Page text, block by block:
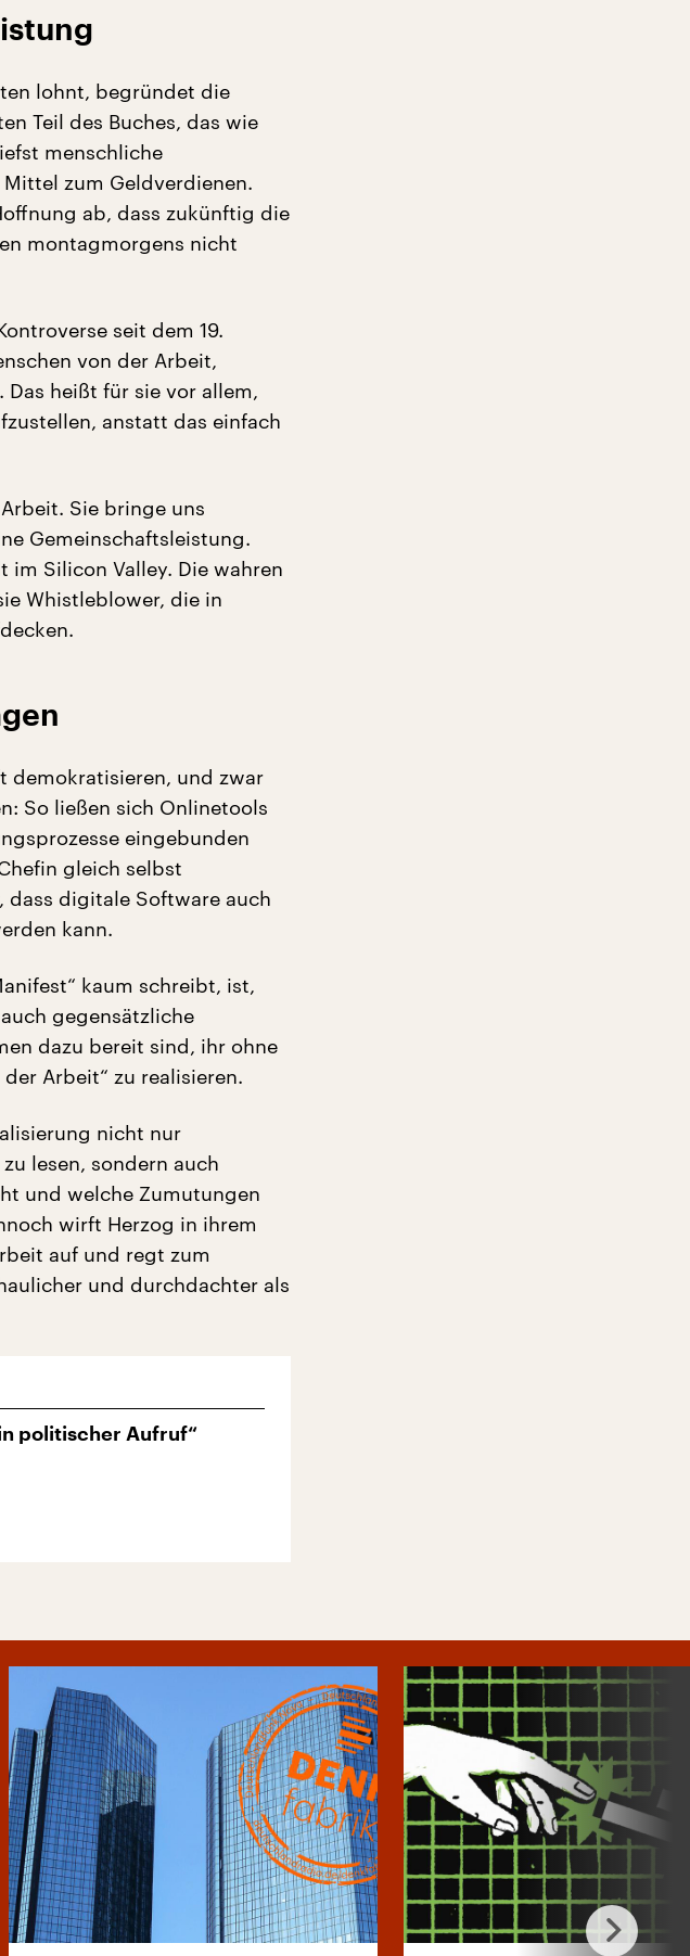
lohnt, begründet die
Teil des Buches, das wie
menschliche
zum Geldverdienen.
ab, dass zukünftig die
montagmorgens nicht
seit dem 19.
von der Arbeit,
heißt für sie vor allem,
anstatt das einfach
Sie bringe uns
Gemeinschaftsleistung.
Silicon Valley. Die wahren
Whistleblower, die in
demokratisieren, und zwar
So ließen sich Onlinetools
eingebunden
gleich selbst
digitale Software auch
kann.
kaum schreibt, ist,
gegensätzliche
dazu bereit sind, ihr ohne
Arbeit“ zu realisieren.
nicht nur
lesen, sondern auch
und welche Zumutungen
wirft Herzog in ihrem
auf und regt zum
und durchdachter als
politischer Aufruf“